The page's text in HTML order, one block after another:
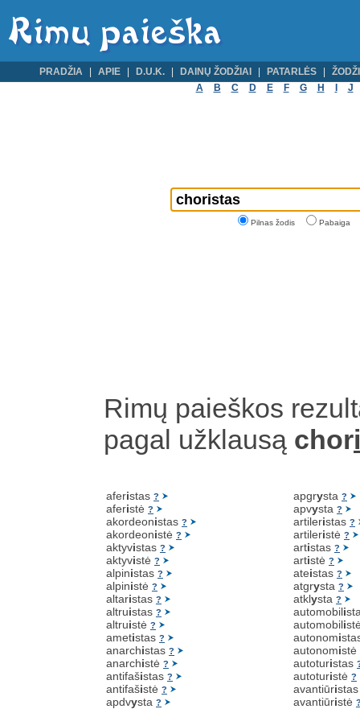
PRADŽIA APIE D.U.K. DAINŲ ŽODŽIAI PATARLĖS
A
B C D E F G H J
Pilnas žodis Pabaiga
Rimų paieškos
pagal užklausą chor
aferistas ?
aferistė ?
akordeonistas ?
akordeonistė ?
aktyvistas ?
aktyvistė ?
alpinistas ?
alpinistė ?
altaristas ?
altruistas ?
altruistė ?
ametistas ?
anarchistas ?
anarchistė ?
antifašistas ?
antifašistė ?
apdvysta ?
apgrysta ?
apvysta ?
artileristas ?
artileristė ?
artistas ?
artistė ?
ateistas ?
atgrysta ?
atklysta ?
automobili
automobili
autonomi
autonomistė
autoturistas
autoturistė ?
avantiūri
avantiūristė